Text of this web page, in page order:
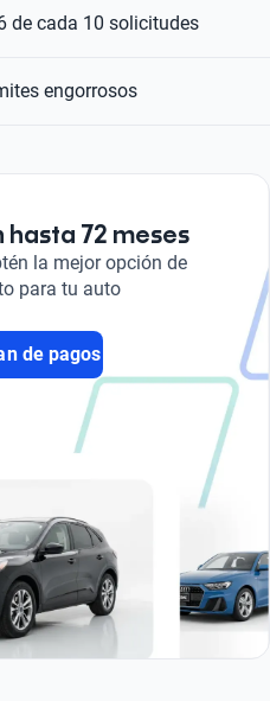
de cada 10 solicitudes
engorrosos
hasta 72 meses
la mejor opción de
para tu auto
de pagos